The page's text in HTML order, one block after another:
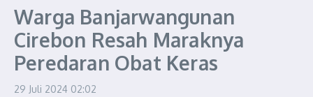
Warga Banjarwangunan
Cirebon Resah Maraknya
Peredaran Obat Keras
29 Juli 2024 02:02